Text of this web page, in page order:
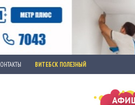
ВИТЕБСК ПОЛЕЗНЫЙ